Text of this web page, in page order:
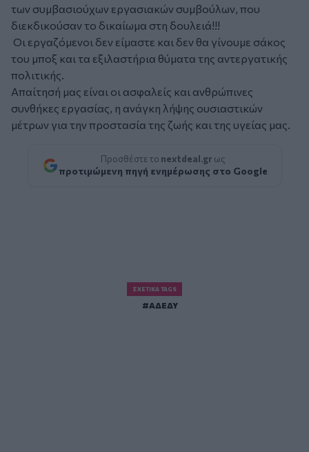
των συμβασιούχων εργασιακών συμβούλων, που
διεκδικούσαν το δικαίωμα στη δουλειά!!!
Οι εργαζόμενοι δεν είμαστε και δεν θα γίνουμε σάκος
του μποξ και τα εξιλαστήρια θύματα της αντεργατικής
πολιτικής.
Απαίτησή μας είναι οι ασφαλείς και ανθρώπινες
συνθήκες εργασίας, η ανάγκη λήψης ουσιαστικών
μέτρων για την προστασία της ζωής και της υγείας μας.
Προσθέστε το nextdeal.gr ως
προτιμώμενη πηγή ενημέρωσης στο Google
ΣΧΕΤΙΚΆ TAGS
ΑΔΕΔΥ